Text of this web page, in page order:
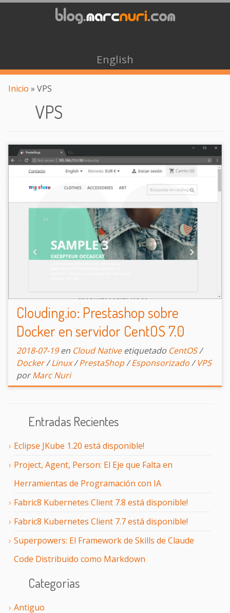
English
Inicio » VPS
Entradas Recientes
Eclipse JKube 1.20 está disponible!
Project, Agent, Person: El Eje que Falta en
Herramientas de Programación con IA
Fabric8 Kubernetes Client 7.8 está disponible!
Fabric8 Kubernetes Client 7.7 está disponible!
Superpowers: El Framework de Skills de Claude
Code Distribuido como Markdown
Categorías
Antiguo
VPS
Clouding.io: Prestashop sobre
Docker en servidor CentOS 7.0
2018-07-19 en Cloud Native etiquetado CentOS/
Docker/Linux/PrestaShop/Esponsorizado/VPS
por Marc Nuri